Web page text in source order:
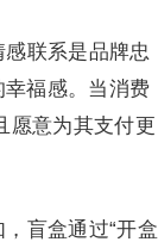
联系是品牌忠
幸福感。当消费
愿意为其支付更
盲盒通过“开盒